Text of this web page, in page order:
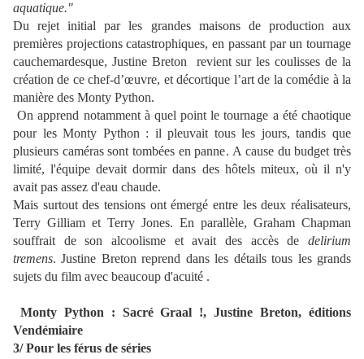
aquatique."
Du rejet initial par les grandes maisons de production aux
premières projections catastrophiques, en passant par un tournage
cauchemardesque, Justine Breton revient sur les coulisses de la
création de ce chef-d’œuvre, et décortique l’art de la comédie à la
manière des Monty Python.
On apprend notamment à quel point le tournage a été chaotique
pour les Monty Python : il pleuvait tous les jours, tandis que
plusieurs caméras sont tombées en panne. A cause du budget très
limité, l'équipe devait dormir dans des hôtels miteux, où il n'y
avait pas assez d'eau chaude.
Mais surtout des tensions ont émergé entre les deux réalisateurs,
Terry Gilliam et Terry Jones. En parallèle, Graham Chapman
souffrait de son alcoolisme et avait des accès de delirium
tremens. Justine Breton reprend dans les détails tous les grands
sujets du film avec beaucoup d'acuité .
Monty Python : Sacré Graal !, Justine Breton, éditions
Vendémiaire
3/ Pour les férus de séries